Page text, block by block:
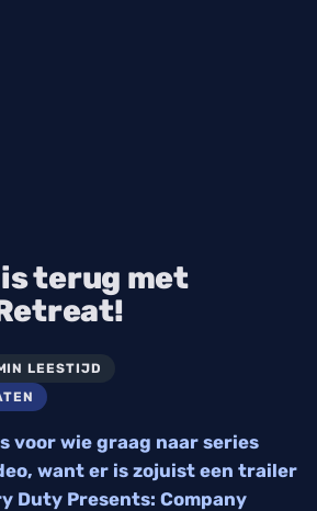
terug met
LEESTIJD
voor wie graag naar series
want er is zojuist een trailer
Duty Presents: Company